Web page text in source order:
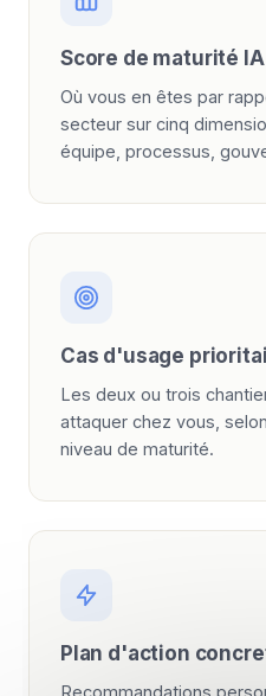
Score de maturité IA
Où vous en êtes par
secteur sur cinq
équipe, processus,
Cas d'usage
Les deux ou trois
attaquer chez vous,
niveau de maturité.
Plan d'action
Recommandations